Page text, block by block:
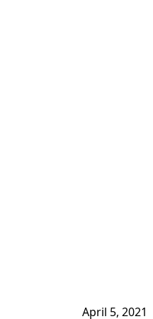
April 5, 2021